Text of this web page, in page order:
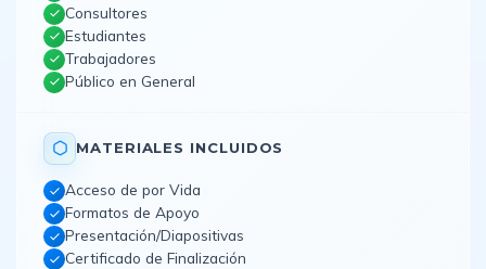
Consultores
Estudiantes
Trabajadores
Público en General
MATERIALES INCLUIDOS
Acceso de por Vida
Formatos de Apoyo
Presentación/Diapositivas
Certificado de Finalización